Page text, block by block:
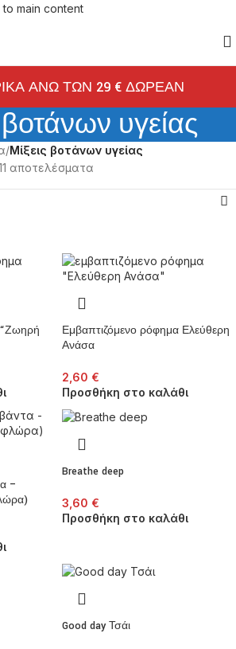
to main content
ΑΝΩ ΤΩΝ 29 € ΔΩΡΕΑΝ
βοτάνων υγείας
/Μίξεις βοτάνων υγείας
αποτελέσματα
Εμβαπτιζόμενο ρόφημα Ελεύθερη
Ανάσα
2,60 €
Προσθήκη στο καλάθι
–
Breathe deep
3,60 €
Προσθήκη στο καλάθι
Good day Τσάι